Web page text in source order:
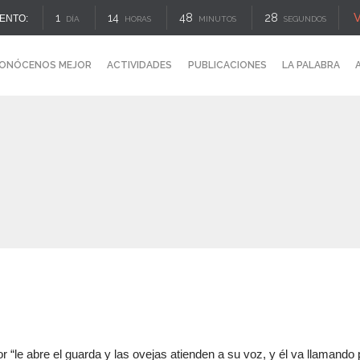
1 DÍA 14 HORAS 48 MINUTOS 27 SEGUNDOS
MEJOR ACTIVIDADES PUBLICACIONES LA PALABRA
“le abre el guarda y las ovejas atienden a su voz, y él va llamando